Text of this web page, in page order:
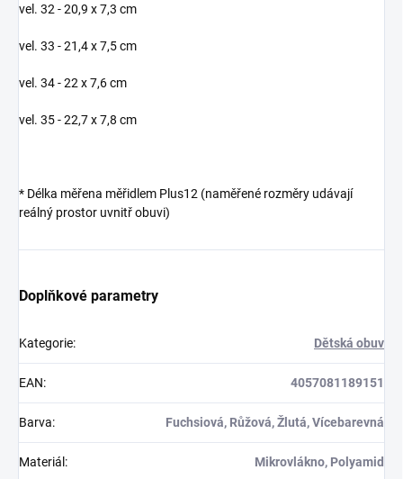
vel. 32 - 20,9 x 7,3 cm
vel. 33 - 21,4 x 7,5 cm
vel. 34 - 22 x 7,6 cm
vel. 35 - 22,7 x 7,8 cm
* Délka měřena měřidlem Plus12 (naměřené rozměry udávají
reálný prostor uvnitř obuvi)
Doplňkové parametry
Kategorie: Dětská obuv
EAN: 4057081189151
Barva: Fuchsiová, Růžová, Žlutá, Vícebarevná
Materiál : Mikrovlákno, Polyamid